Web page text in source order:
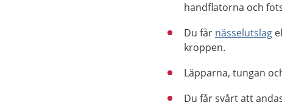
handflatorna och
Du får nässelutslag
kroppen.
Läpparna, tungan
Du får svårt att